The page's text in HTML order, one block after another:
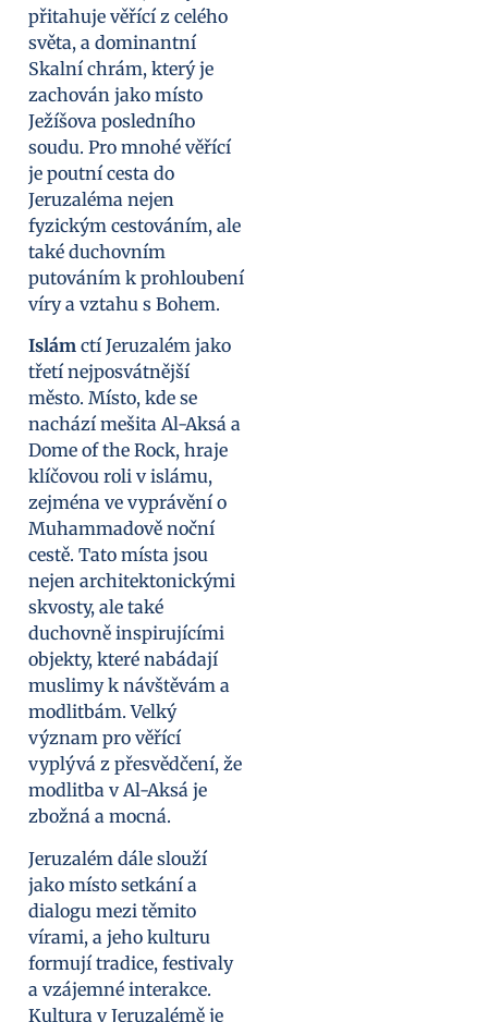
přitahuje věřící z celého
světa, a dominantní
Skalní chrám, který je
zachován jako místo
Ježíšova posledního
soudu. Pro mnohé věřící
je poutní cesta do
Jeruzaléma nejen
fyzickým cestováním, ale
také duchovním
putováním k prohloubení
víry a vztahu s Bohem.
Islám ctí Jeruzalém jako
třetí nejposvátnější
město. Místo, kde se
nachází mešita Al-Aksá a
Dome of the Rock, hraje
klíčovou roli v islámu,
zejména ve vyprávění o
Muhammadově noční
cestě. Tato místa jsou
nejen architektonickými
skvosty, ale také
duchovně inspirujícími
objekty, které nabádají
muslimy k návštěvám a
modlitbám. Velký
význam pro věřící
vyplývá z přesvědčení, že
modlitba v Al-Aksá je
zbožná a mocná.
Jeruzalém dále slouží
jako místo setkání a
dialogu mezi těmito
vírami, a jeho kulturu
formují tradice, festivaly
a vzájemné interakce.
Kultura v Jeruzalémě je